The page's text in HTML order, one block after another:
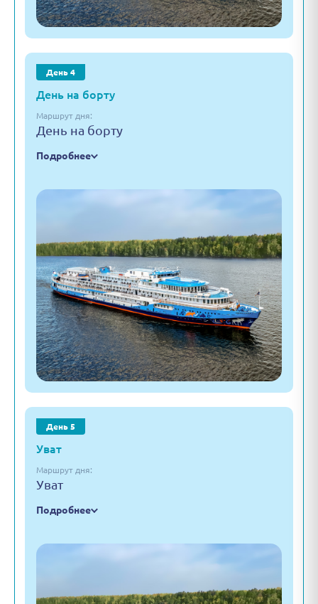
День 4
День на борту
Маршрут дня:
День на борту
Подробнее
День 5
Уват
Маршрут дня:
Уват
Подробнее